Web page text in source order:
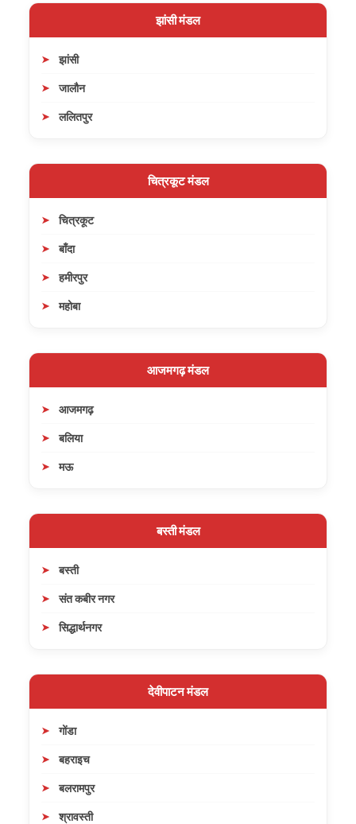
झांसी मंडल
झांसी
जालौन
ललितपुर
चित्रकूट मंडल
चित्रकूट
बाँदा
हमीरपुर
महोबा
आजमगढ़ मंडल
आजमगढ़
बलिया
मऊ
बस्ती मंडल
बस्ती
संत कबीर नगर
सिद्धार्थनगर
देवीपाटन मंडल
गोंडा
बहराइच
बलरामपुर
श्रावस्ती